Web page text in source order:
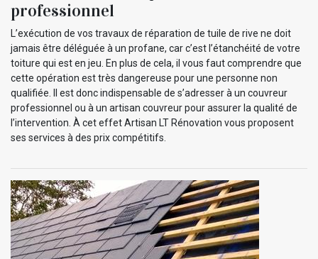
professionnel
L’exécution de vos travaux de réparation de tuile de rive ne doit
jamais être déléguée à un profane, car c’est l’étanchéité de votre
toiture qui est en jeu. En plus de cela, il vous faut comprendre que
cette opération est très dangereuse pour une personne non
qualifiée. Il est donc indispensable de s’adresser à un couvreur
professionnel ou à un artisan couvreur pour assurer la qualité de
l’intervention. À cet effet Artisan LT Rénovation vous proposent
ses services à des prix compétitifs.